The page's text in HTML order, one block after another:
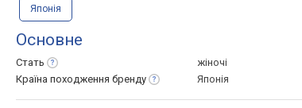
Японія
Основне
Стать
жіночі
Країна походження бренду Японія